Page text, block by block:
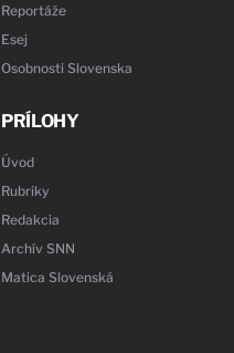
Reportáže
Esej
Osobnosti Slovenska
PRÍLOHY
Úvod
Rubriky
Redakcia
Archív SNN
Matica Slovenská